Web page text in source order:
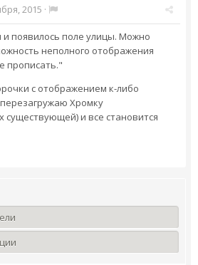
2015 ·
и появилось поле улицы. Можно
неполного отображения
прописать."
с отображением к-либо
Хромку
существующей) и все становится